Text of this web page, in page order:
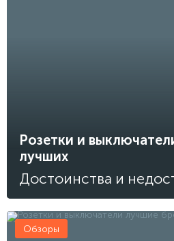
Розетки и
лучших
Достоинства и
Обзоры